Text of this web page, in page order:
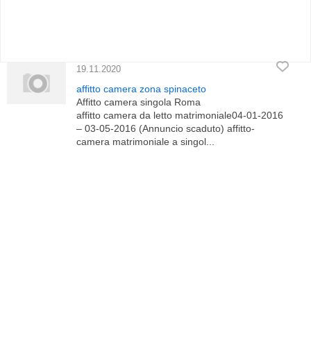
19.11.2020
affitto camera zona spinaceto
Affitto camera singola Roma
affitto camera da letto matrimoniale04-01-2016
– 03-05-2016 (Annuncio scaduto) affitto-
camera matrimoniale a singol...